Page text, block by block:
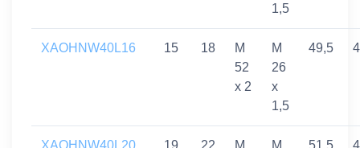
1,5
XAOHNW40L16 15 18
M
52
x 2
M
26
x
1,5
49,5
XAOHNW40L20 19 22
M
M
51,5